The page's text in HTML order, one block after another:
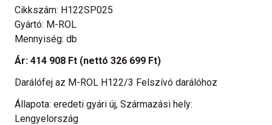
Cikkszám: H122SP025
Gyártó: M-ROL
Mennyiség: db
Ár: 414 908 Ft (nettó 326 699 Ft)
Darálófej az M-ROL H122/3 Felszívó darálóhoz
Állapota: eredeti gyári új, Származási hely:
Lengyelország